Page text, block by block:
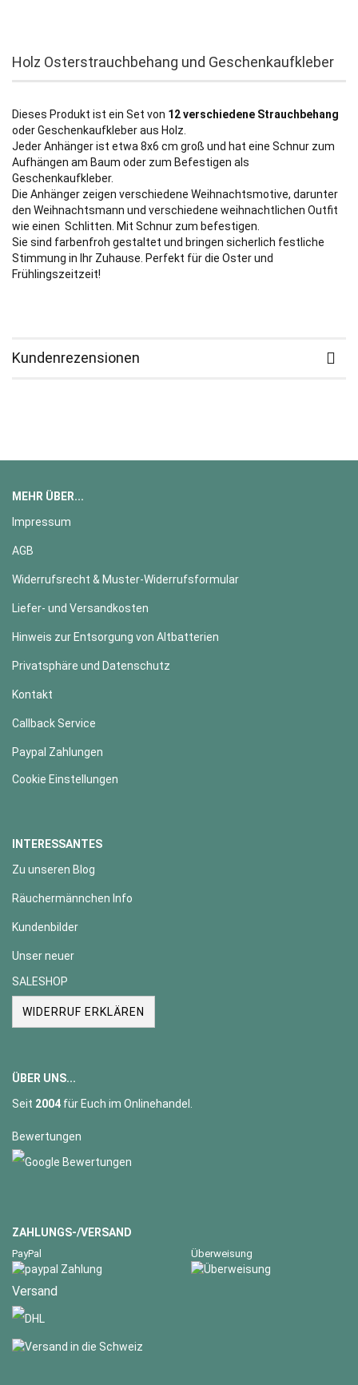
Holz Osterstrauchbehang und Geschenkaufkleber
Dieses Produkt ist ein Set von 12 verschiedene Strauchbehang
oder Geschenkaufkleber aus Holz.
Jeder Anhänger ist etwa 8x6 cm groß und hat eine Schnur zum
Aufhängen am Baum oder zum Befestigen als
Geschenkaufkleber.
Die Anhänger zeigen verschiedene Weihnachtsmotive, darunter
den Weihnachtsmann und verschiedene weihnachtlichen Outfit
wie einen Schlitten. Mit Schnur zum befestigen.
Sie sind farbenfroh gestaltet und bringen sicherlich festliche
Stimmung in Ihr Zuhause. Perfekt für die Oster und
Frühlingszeitzeit!
Kundenrezensionen
MEHR ÜBER...
Impressum
AGB
Widerrufsrecht & Muster-Widerrufsformular
Liefer- und Versandkosten
Hinweis zur Entsorgung von Altbatterien
Privatsphäre und Datenschutz
Kontakt
Callback Service
Paypal Zahlungen
Cookie Einstellungen
INTERESSANTES
Zu unseren Blog
Räuchermännchen Info
Kundenbilder
Unser neuer
SALESHOP
WIDERRUF ERKLÄREN
ÜBER UNS...
Seit 2004 für Euch im Onlinehandel.
Bewertungen
ZAHLUNGS-/VERSAND
PayPal Überweisung
Versand